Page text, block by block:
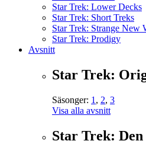
Star Trek: Lower Decks
Star Trek: Short Treks
Star Trek: Strange New
Star Trek: Prodigy
Avsnitt
Star Trek:
Säsonger: 1 , 2, 3
Visa alla avsnitt
Star Trek: